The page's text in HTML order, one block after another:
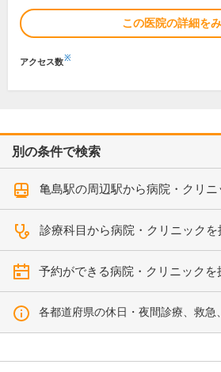
この医院の詳細を
アクセス数※
別の条件で検索
亀島駅の周辺駅から病院・クリニ
診療科目から病院・クリニックを
予約ができる病院・クリニックを
各都道府県の休日・夜間診療、救急